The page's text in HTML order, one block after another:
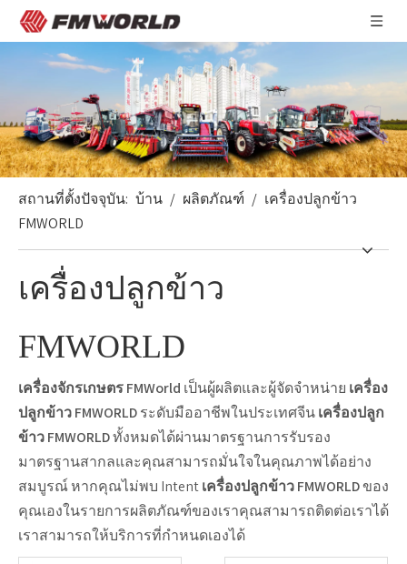
สถานที่ตั้งปัจจุบัน: บ้าน / ผลิตภัณฑ์ / เครื่องปลูกข้าว
FMWORLD
เครื่องปลูกข้าว
FMWORLD
เครื่องจักรเกษตร FMWorld เป็นผู้ผลิตและผู้จัดจำหน่าย เครื่อง
ปลูกข้าว FMWORLDระดับมืออาชีพในประเทศจีนเครื่องปลูก
ข้าว FMWORLDทั้งหมดได้ผ่านมาตรฐานการรับรอง
มาตรฐานสากลและคุณสามารถมั่นใจในคุณภาพได้อย่าง
สมบูรณ์ หากคุณไม่พบ Intentเครื่องปลูกข้าว FMWORLDของ
คุณเองในรายการผลิตภัณฑ์ของเราคุณสามารถติดต่อเราได้
เราสามารถให้บริการที่กำหนดเองได้